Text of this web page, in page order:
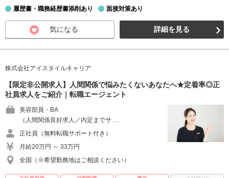
履歴書・職務経歴書添削あり 面接対策あり
気になる 詳細を見る
株式会社アイスタイルキャリア
【限定非公開求人】人間関係で悩みたくないあなたへ★定着率◎正
社員求人をご紹介｜転職エージェント
美容部員・BA
（人間関係良好求人／内定までサ …
正社員（無料転職サポート付き）
月給20万円 ～ 33万円
全国（※希望勤務地はご相談ください）